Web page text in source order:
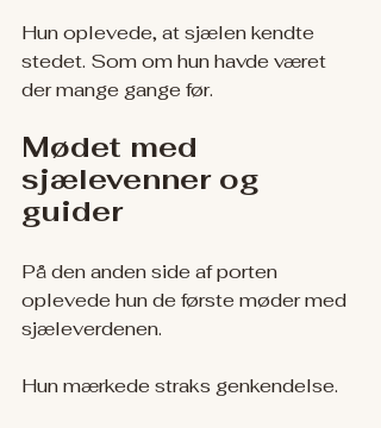
Hun oplevede, at sjælen kendte
stedet. Som om hun havde været
der mange gange før.
Mødet med
sjælevenner og
guider
På den anden side af porten
oplevede hun de første møder med
sjæleverdenen.
Hun mærkede straks genkendelse.